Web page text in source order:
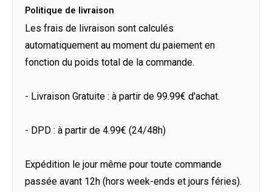
Politique de livraison
Les frais de livraison sont calculés
automatiquement au moment du paiement en
fonction du poids total de la commande.
- Livraison Gratuite : à partir de 99.99€ d'achat.
- DPD : à partir de 4.99€ (24/48h)
Expédition le jour même pour toute commande
passée avant 12h (hors week-ends et jours féries).